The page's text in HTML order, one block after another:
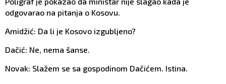
odgovarao na pitanja o Kosovu.
Amidžić: Da li je Kosovo izgubljeno?
Dačić: Ne, nema šanse.
Novak: Slažem se sa gospodinom Dačićem. Istina.